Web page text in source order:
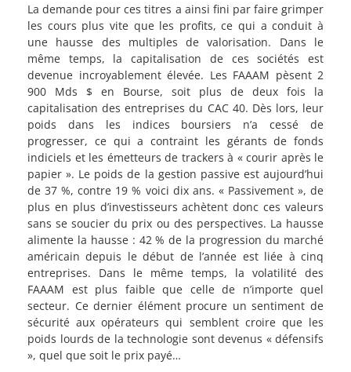
La demande pour ces titres a ainsi fini par faire grimper
les cours plus vite que les profits, ce qui a conduit à
une hausse des multiples de valorisation. Dans le
même temps, la capitalisation de ces sociétés est
devenue incroyablement élevée. Les FAAAM pèsent 2
900 Mds $ en Bourse, soit plus de deux fois la
capitalisation des entreprises du CAC 40. Dès lors, leur
poids dans les indices boursiers n’a cessé de
progresser, ce qui a contraint les gérants de fonds
indiciels et les émetteurs de trackers à « courir après le
papier ». Le poids de la gestion passive est aujourd’hui
de 37 %, contre 19 % voici dix ans. « Passivement », de
plus en plus d’investisseurs achètent donc ces valeurs
sans se soucier du prix ou des perspectives. La hausse
alimente la hausse : 42 % de la progression du marché
américain depuis le début de l’année est liée à cinq
entreprises. Dans le même temps, la volatilité des
FAAAM est plus faible que celle de n’importe quel
secteur. Ce dernier élément procure un sentiment de
sécurité aux opérateurs qui semblent croire que les
poids lourds de la technologie sont devenus « défensifs
», quel que soit le prix payé…